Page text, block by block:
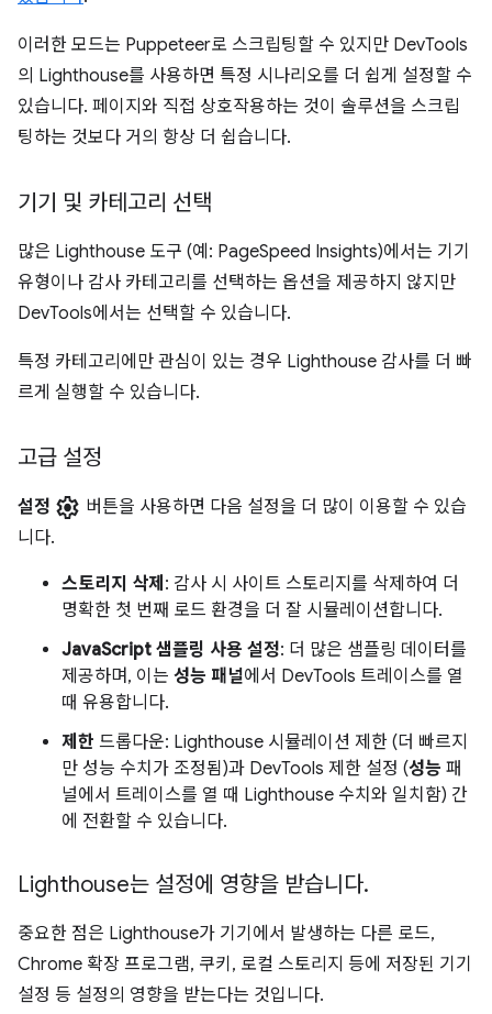
이러한 모드는 Puppeteer로 스크립팅할 수 있지만 DevTools
의 Lighthouse를 사용하면 특정 시나리오를 더 쉽게 설정할 수
있습니다. 페이지와 직접 상호작용하는 것이 솔루션을 스크립
팅하는 것보다 거의 항상 더 쉽습니다.
기기 및 카테고리 선택
많은 Lighthouse 도구 (예: PageSpeed Insights)에서는 기기
유형이나 감사 카테고리를 선택하는 옵션을 제공하지 않지만
DevTools에서는 선택할 수 있습니다.
특정 카테고리에만 관심이 있는 경우 Lighthouse 감사를 더 빠
르게 실행할 수 있습니다.
고급 설정
설정 settings 버튼을 사용하면 다음 설정을 더 많이 이용할 수 있습
니다.
스토리지 삭제 : 감사 시 사이트 스토리지를 삭제하여 더
명확한 첫 번째 로드 환경을 더 잘 시뮬레이션합니다.
JavaScript 샘플링 사용 설정: 더 많은 샘플링 데이터를
제공하며, 이는 성능 패널에서 DevTools 트레이스를 열
때 유용합니다.
제한 드롭다운: Lighthouse 시뮬레이션 제한 (더 빠르지
만 성능 수치가 조정됨)과 DevTools 제한 설정 (성능 패
널에서 트레이스를 열 때 Lighthouse 수치와 일치함) 간
에 전환할 수 있습니다.
Lighthouse는 설정에 영향을 받습니다.
중요한 점은 Lighthouse가 기기에서 발생하는 다른 로드,
Chrome 확장 프로그램, 쿠키, 로컬 스토리지 등에 저장된 기기
설정 등 설정의 영향을 받는다는 것입니다.